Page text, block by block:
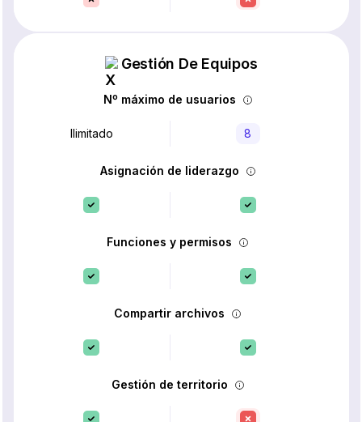
Gestión De Equipos
Nº máximo de usuarios
Ilimitado 8
Asignación de liderazgo
Funciones y permisos
Compartir archivos
Gestión de territorio